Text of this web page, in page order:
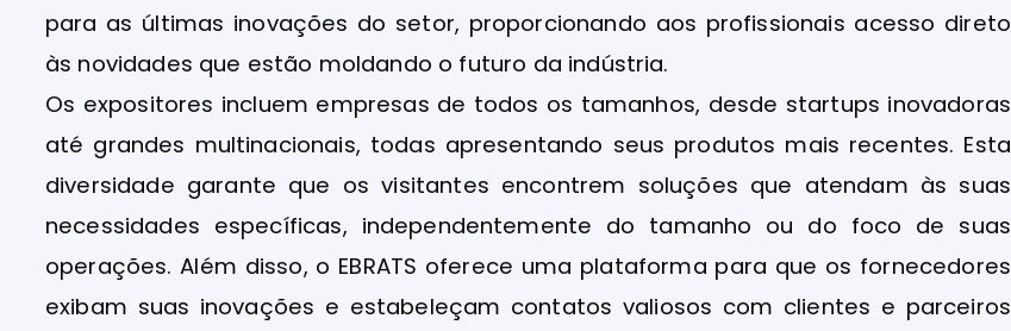
para as últimas inovações do setor, proporcionando aos profissionais acesso direto
às novidades que estão moldando o futuro da indústria.
Os expositores incluem empresas de todos os tamanhos, desde startups inovadoras
até grandes multinacionais, todas apresentando seus produtos mais recentes. Esta
diversidade garante que os visitantes encontrem soluções que atendam às suas
necessidades específicas, independentemente do tamanho ou do foco de suas
operações. Além disso, o EBRATS oferece uma plataforma para que os fornecedores
exibam suas inovações e estabeleçam contatos valiosos com clientes e parceiros